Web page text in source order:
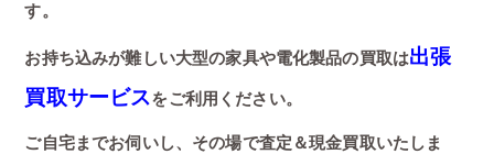
す。
お持ち込みが難しい大型の家具や電化製品の買取は出張
買取サービスをご利用ください。
ご自宅までお伺いし、その場で査定＆現金買取いたしま